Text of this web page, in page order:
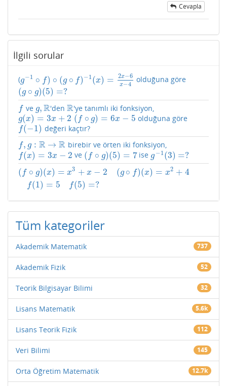
Cevapla
İlgili sorular
(g−1 ∘ f) ∘ (g ∘ f) −1(x) = 2x−6
x−4
g−1∘f ∘(g ∘ )−1 (x )=2x−6x− 4 olduğuna göre
(g ∘ g)(5) =?
(g∘g (5)=?
f
f ve g,
g, R
R 'denR
R 'ye tanımlı iki fonksiyon,
g(x) = 3x + 2
g(x)= 3x+ 2 ( f ∘ g) = 6x − 5
(f ∘ g) =6x −5 olduğuna göre
f(−1)
f(−1) değeri kaçtır?
f, g : R → R
f,g :R →R birebir ve örten iki fonksiyon,
f(x) = 3x − 2
f(x)=3 x−2 ve ( f ∘ g)(5) = 7
(f ∘ g) 5)=7 ise g−1 (3) =?
g−1(3)=
( f ∘ g)(x) = x3 + x − 2 (g ∘ f)(x) = x2 + 4
f(1) = 5 f(5) =?
(f ∘ g) x)=x3+ x− 2(g∘f)( x) =x2 + 1)=5 (5)=?
Tüm kategoriler
Akademik Matematik 737
Akademik Fizik 52
Teorik Bilgisayar Bilimi 32
Lisans Matematik 5.6k
Lisans Teorik Fizik 112
Veri Bilimi 145
Orta Öğretim Matematik 12.7k